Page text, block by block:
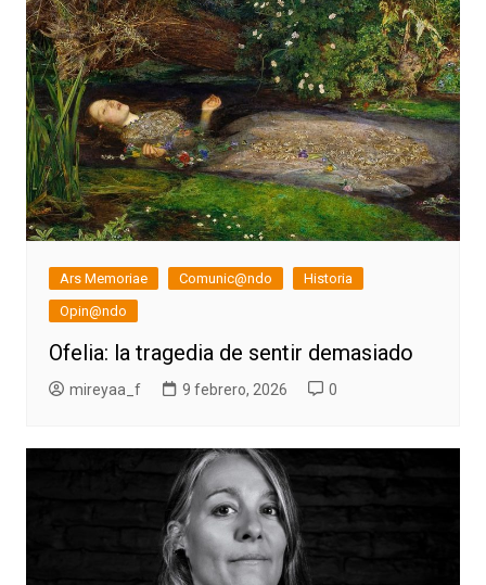
Ars Memoriae Comunic@ndo
Historia
Opin@ndo
Ofelia: la tragedia de sentir demasiado
mireyaa_f 9 febrero, 2026 0